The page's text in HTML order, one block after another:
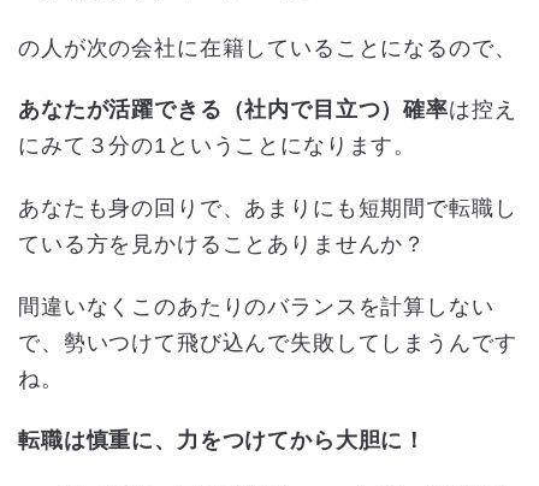
の人が次の会社に在籍していることになるので、
あなたが活躍できる（社内で目立つ）確率は控え
にみて３分の1ということになります。
あなたも身の回りで、あまりにも短期間で転職し
ている方を見かけることありませんか？
間違いなくこのあたりのバランスを計算しない
で、勢いつけて飛び込んで失敗してしまうんです
ね。
転職は慎重に、力をつけてから大胆に！